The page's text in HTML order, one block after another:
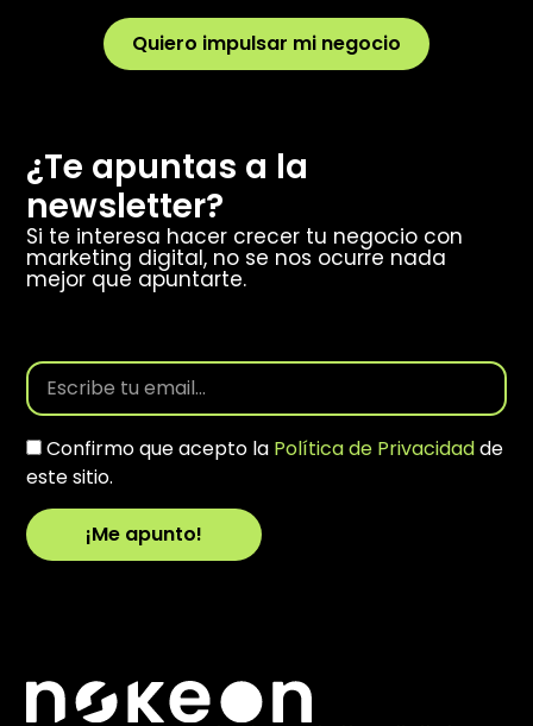
Quiero impulsar mi negocio
¿Te apuntas a la
newsletter?
Si te interesa hacer crecer tu negocio con
marketing digital, no se nos ocurre nada
mejor que apuntarte.
Confirmo que acepto la Política de Privacidadde
este sitio.
¡Me apunto!